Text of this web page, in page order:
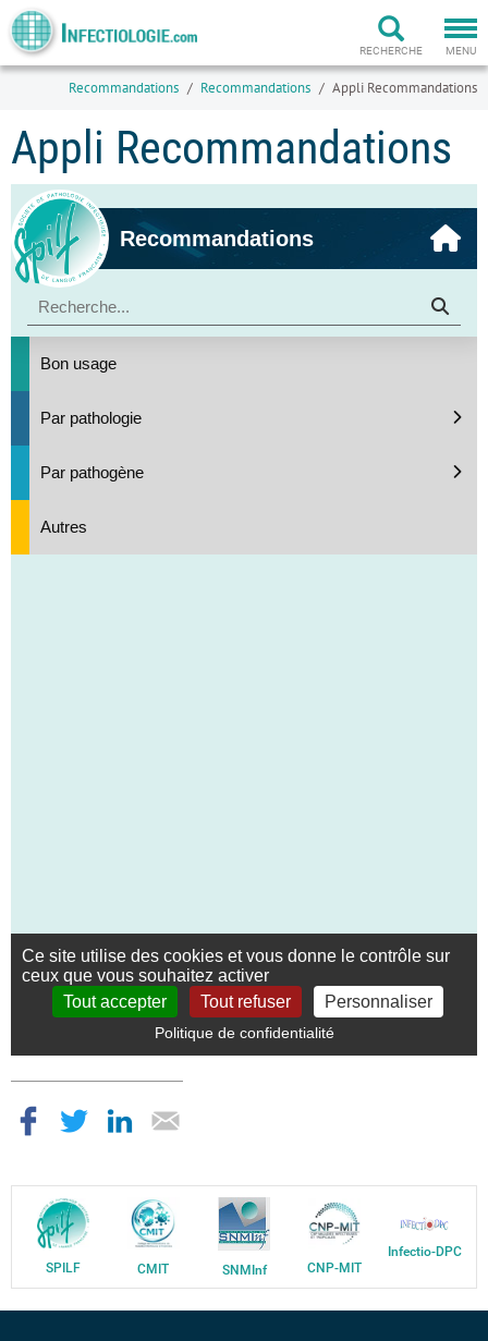
MENU
RECHERCHE
Recommandations Recommandations Appli Recommandations
Appli Recommandations
SPILF CMIT SNMInf CNP-MIT
Infectio-DPC